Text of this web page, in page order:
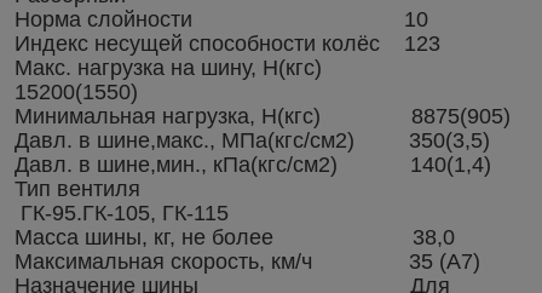
Норма слойности 10
Индекс несущей способности колёс 123
Макс. нагрузка на шину, Н(кгс)
15200(1550)
Минимальная нагрузка, Н(кгс) 8875(905)
Давл. в шине,макс., МПа(кгс/см2) 350(3,5)
Давл. в шине,мин., кПа(кгс/см2) 140(1,4)
Тип вентиля
ГК-95.ГК-105, ГК-115
Масса шины, кг, не более 38,0
Максимальная скорость, км/ч 35 (А7)
Назначение шины Для